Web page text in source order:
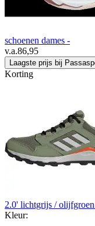
schoenen dames -
v.a.86,95
Laagste prijs bij
Korting
2.0' lichtgrijs /
Kleur: